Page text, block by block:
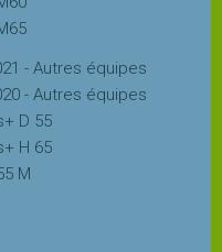
- Autres équipes
- Autres équipes
D 55
H 65
M